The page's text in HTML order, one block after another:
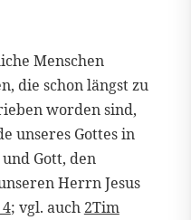
Menschen
die schon längst zu
worden sind,
unseres Gottes in
Gott, den
Herrn Jesus
; vgl. auch 2Tim